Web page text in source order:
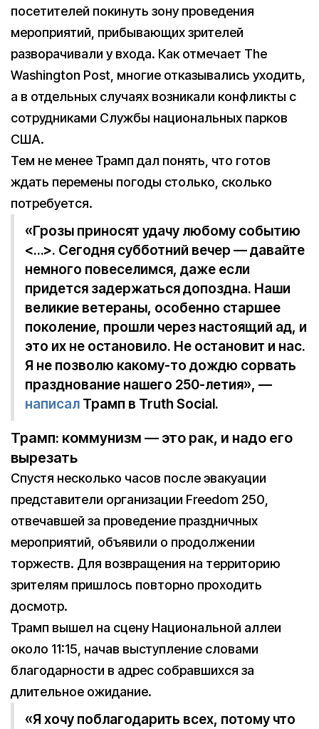
посетителей покинуть зону проведения
мероприятий, прибывающих зрителей
разворачивали у входа. Как отмечает The
Washington Post, многие отказывались уходить,
а в отдельных случаях возникали конфликты с
сотрудниками Службы национальных парков
США.
Тем не менее Трамп дал понять, что готов
ждать перемены погоды столько, сколько
потребуется.
«Грозы приносят удачу любому событию
<…>. Сегодня субботний вечер — давайте
немного повеселимся, даже если
придется задержаться допоздна. Наши
великие ветераны, особенно старшее
поколение, прошли через настоящий ад, и
это их не остановило. Не остановит и нас.
Я не позволю какому-то дождю сорвать
празднование нашего 250-летия», —
написал Трамп в Truth Social.
Трамп: коммунизм — это рак, и надо его
вырезать
Спустя несколько часов после эвакуации
представители организации Freedom 250,
отвечавшей за проведение праздничных
мероприятий, объявили о продолжении
торжеств. Для возвращения на территорию
зрителям пришлось повторно проходить
досмотр.
Трамп вышел на сцену Национальной аллеи
около 11:15, начав выступление словами
благодарности в адрес собравшихся за
длительное ожидание.
«Я хочу поблагодарить всех, потому что